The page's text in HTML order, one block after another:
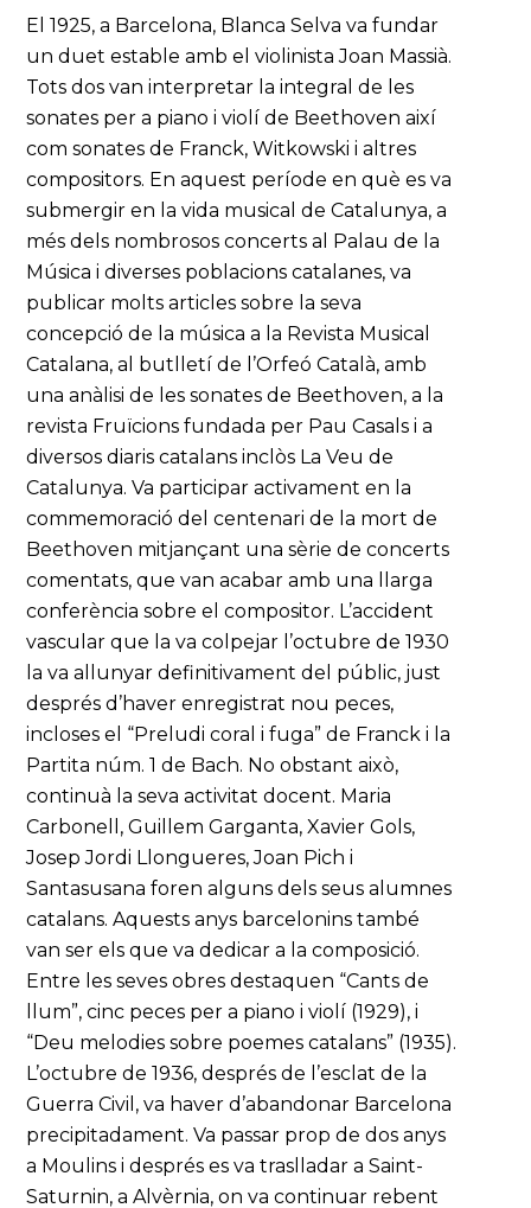
El 1925, a Barcelona, Blanca Selva va fundar
un duet estable amb el violinista Joan Massià.
Tots dos van interpretar la integral de les
sonates per a piano i violí de Beethoven així
com sonates de Franck, Witkowski i altres
compositors. En aquest període en què es va
submergir en la vida musical de Catalunya, a
més dels nombrosos concerts al Palau de la
Música i diverses poblacions catalanes, va
publicar molts articles sobre la seva
concepció de la música a la Revista Musical
Catalana, al butlletí de l’Orfeó Català, amb
una anàlisi de les sonates de Beethoven, a la
revista Fruïcions fundada per Pau Casals i a
diversos diaris catalans inclòs La Veu de
Catalunya. Va participar activament en la
commemoració del centenari de la mort de
Beethoven mitjançant una sèrie de concerts
comentats, que van acabar amb una llarga
conferència sobre el compositor. L’accident
vascular que la va colpejar l’octubre de 1930
la va allunyar definitivament del públic, just
després d’haver enregistrat nou peces,
incloses el “Preludi coral i fuga” de Franck i la
Partita núm. 1 de Bach. No obstant això,
continuà la seva activitat docent. Maria
Carbonell, Guillem Garganta, Xavier Gols,
Josep Jordi Llongueres, Joan Pich i
Santasusana foren alguns dels seus alumnes
catalans. Aquests anys barcelonins també
van ser els que va dedicar a la composició.
Entre les seves obres destaquen “Cants de
llum”, cinc peces per a piano i violí (1929), i
“Deu melodies sobre poemes catalans” (1935).
L’octubre de 1936, després de l’esclat de la
Guerra Civil, va haver d’abandonar Barcelona
precipitadament. Va passar prop de dos anys
a Moulins i després es va traslladar a Saint-
Saturnin, a Alvèrnia, on va continuar rebent